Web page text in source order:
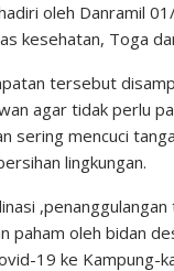
oleh Danramil
kesehatan, Toga
tersebut
agar tidak perlu
sering mencuci
lingkungan.
paham oleh bidan
19 ke Kampung-